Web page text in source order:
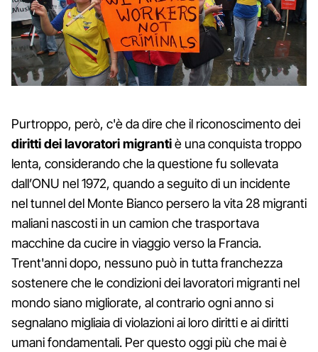
Purtroppo, però, c'è da dire che il riconoscimento dei
diritti dei lavoratori migrantiè una conquista troppo
lenta, considerando che la questione fu sollevata
dall’ONU nel 1972, quando a seguito di un incidente
nel tunnel del Monte Bianco persero la vita 28 migranti
maliani nascosti in un camion che trasportava
macchine da cucire in viaggio verso la Francia.
Trent'anni dopo, nessuno può in tutta franchezza
sostenere che le condizioni dei lavoratori migranti nel
mondo siano migliorate, al contrario ogni anno si
segnalano migliaia di violazioni ai loro diritti e ai diritti
umani fondamentali. Per questo oggi più che mai è